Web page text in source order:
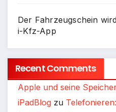
Der Fahrzeugschein
i-Kfz-App
Recent Comments
Apple und seine
iPadBlog zu